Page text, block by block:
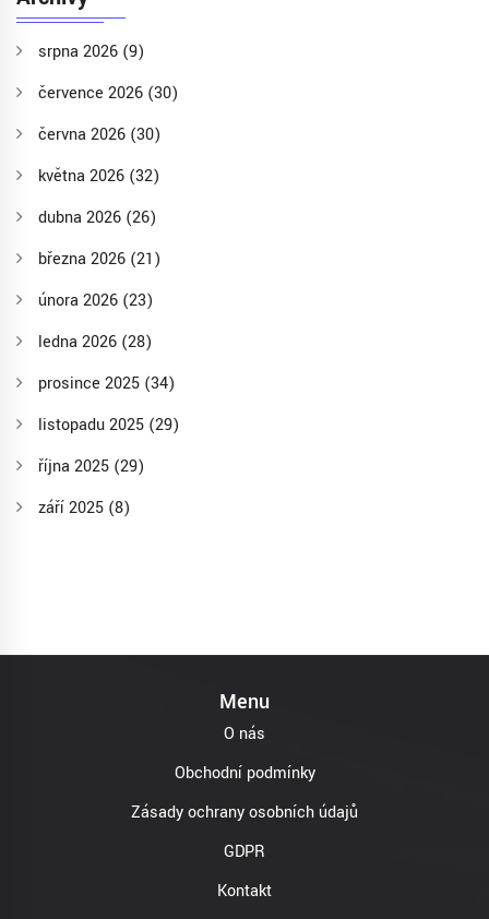
srpna 2026 (9)
července 2026 (30)
června 2026 (30)
května 2026 (32)
dubna 2026 (26)
března 2026 (21)
února 2026 (23)
ledna 2026 (28)
prosince 2025 (34)
listopadu 2025 (29)
října 2025 (29)
září 2025 (8)
Menu
O nás
Obchodní podmínky
Zásady ochrany osobních údajů
GDPR
Kontakt